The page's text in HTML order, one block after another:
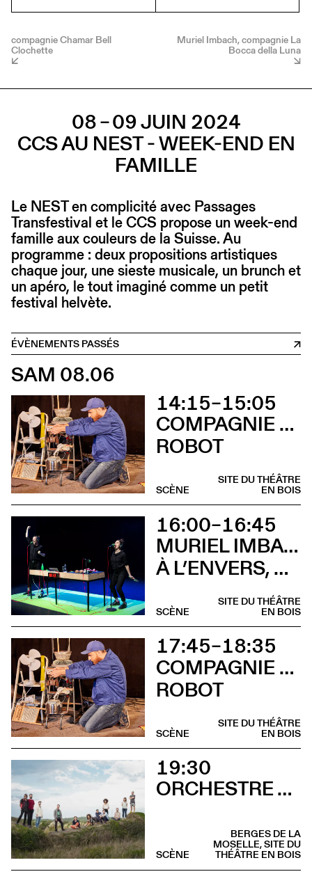
compagnie Chamar Bell
Clochette
Muriel Imbach, compagnie La
Bocca della Luna
08 – 09 JUIN 2024
CCS AU NEST - WEEK-END EN
FAMILLE
Le NEST en complicité avec Passages
Transfestival et le CCS propose un week-end
famille aux couleurs de la Suisse. Au
programme : deux propositions artistiques
chaque jour, une sieste musicale, un brunch et
un apéro, le tout imaginé comme un petit
festival helvète.
ÉVÈNEMENTS PASSÉS
SAM 08.06
14:15–15:05
COMPAGNIE CHAMAR BELL CLOCHETTE
ROBOT
SITE DU THÉÂTRE
EN BOIS
SCÈNE
16:00–16:45
MURIEL IMBACH, COMPAGNIE LA BOCCA DELLA LUNA
À L’ENVERS, À L’ENDROIT
SITE DU THÉÂTRE
EN BOIS
SCÈNE
17:45–18:35
COMPAGNIE CHAMAR BELL CLOCHETTE
ROBOT
SITE DU THÉÂTRE
EN BOIS
SCÈNE
19:30
ORCHESTRE TOUT PUISSANT MARCEL DUCHAMP
BERGES DE LA
MOSELLE, SITE DU
THÉÂTRE EN BOIS
SCÈNE